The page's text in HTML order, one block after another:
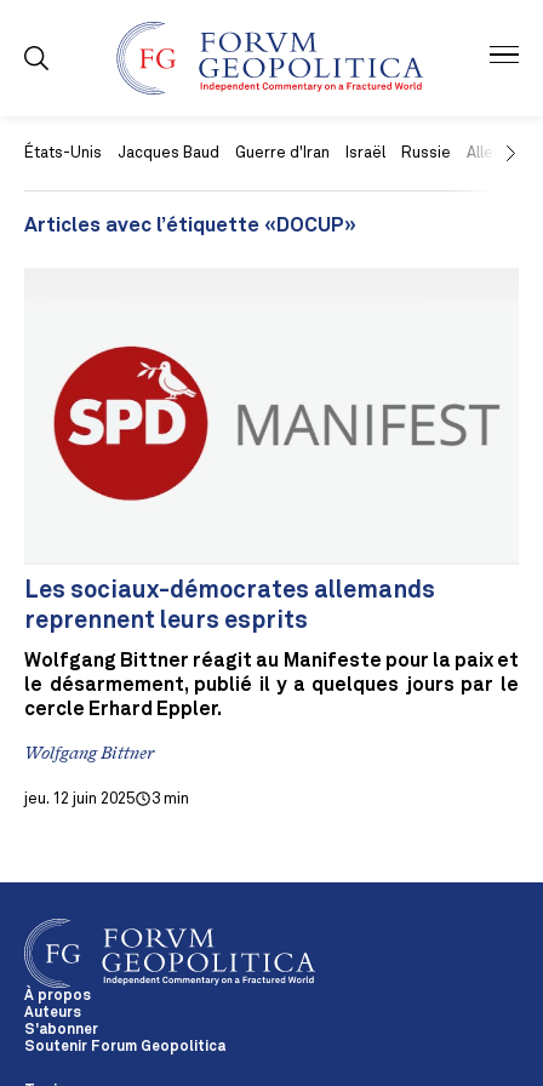
États-Unis Jacques Baud Guerre d'Iran Israël Russie Allemagne
Articles avec l’étiquette «DOCUP»
Les sociaux-démocrates allemands
reprennent leurs esprits
Wolfgang Bittner réagit au Manifeste pour la paix et
le désarmement, publié il y a quelques jours par le
cercle Erhard Eppler.
Wolfgang Bittner
jeu. 12 juin 2025 3 min
À propos
Auteurs
S'abonner
Soutenir Forum Geopolitica